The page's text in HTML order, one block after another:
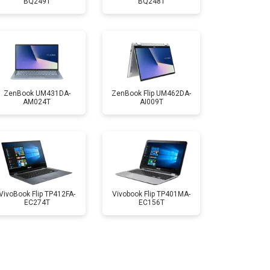
1350 ₽ Заказать
1950 ₽ Заказать
1950 ₽ Заказать
1750 ₽ Заказать
3950 ₽ Заказать
ZenBook UM431DA-
AM024T
ZenBook Flip UM462DA-
AI009T
Flip TP412FA-
EC274T
Vivobook Flip TP401MA-
EC156T